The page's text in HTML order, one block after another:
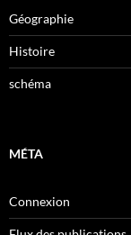
Géographie
Histoire
schéma
MÉTA
Connexion